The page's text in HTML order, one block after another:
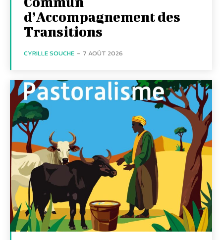
d’Accompagnement des
Transitions
CYRILLE SOUCHE - 7 AOÛT 2026